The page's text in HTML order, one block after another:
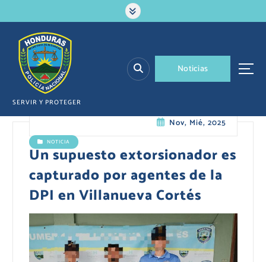
a
SERVIR Y PROTEGER
Noticias
Nov, Mié, 2025
NOTICIA
Un supuesto extorsionador es
capturado por agentes de la
DPI en Villanueva Cortés